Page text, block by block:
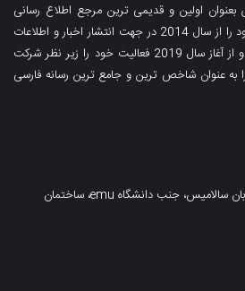
بعنوان اولین و قدیمی ترین مرجع اطلاع رسانی
فارسی زبان در قبرس فعالیت خود را از سال 2014 در جهت انتشار اخبار و اطلاعات
در حوزه های مختلف آغاز کرده و از آغاز سال 2019 فعالیت خود را زیر نظر شرکت
به عنوان شاخص ترین و جامع ترین رسانه فارسی
قبرس شمالی، فاماگوستا، خیابان سالامیس، جنب دانشگاه emu، ساختمان